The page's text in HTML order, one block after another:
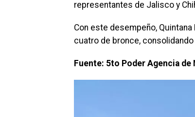
representantes de Jalisco y
Con este desempeño, Quintana
cuatro de bronce,
Fuente: 5to Poder Agencia de